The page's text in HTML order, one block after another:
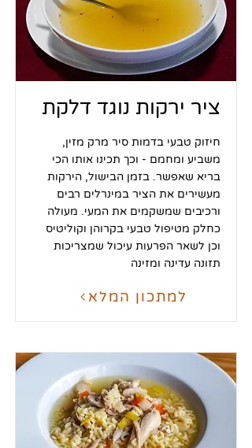
ציר ירקות נוגד דלקת
חיזוק טבעי בדמות סיר מרק מזין,
משביע ומחמם - וכך תכינו אותו הכי
בריא שאפשר. בזמן הבישול, הירקות
מעשירים את הציר במינרלים רבים
ורכיבים שמשקמים את המעי. מעולה
כחלק מטיפול טבעי בקרוהן וקוליטיס
וכן לשאר הפרעות עיכול שמצריכות
תזונה עדינה ומזינה
למתכון המלא